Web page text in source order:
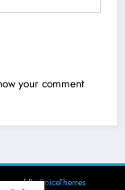
your comment
BySpiceThemes